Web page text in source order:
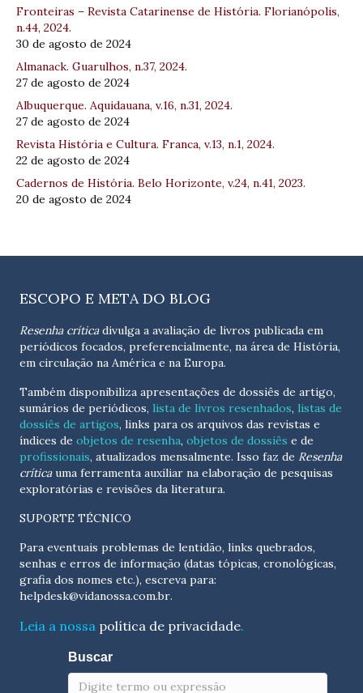
Fronteiras – Revista Catarinense de História. Florianópolis,
n.44, 2024.
30 de agosto de 2024
Almanack. Guarulhos, n.37, 2024.
27 de agosto de 2024
Albuquerque. Aquidauana, v.16, n.31, 2024.
27 de agosto de 2024
Revista História e Cultura. Franca, v.13, n.1, 2024.
22 de agosto de 2024
Cadernos de História. Belo Horizonte, v.24, n.41, 2023.
20 de agosto de 2024
ESCOPO E META DO BLOG
Resenha críticadivulga a avaliação de livros publicada em
periódicos focados, preferencialmente, na área de História,
em circulação na América e na Europa.
Também disponibiliza apresentações de dossiês de artigo,
sumários de periódicos, lista de livros resenhados, listas de
dossiês de artigos, links para os arquivos das revistas e
índices de objetos de resenha, objetos de dossiês e de
profissionais, atualizados mensalmente. Isso faz de Resenha
críticauma ferramenta auxiliar na elaboração de pesquisas
exploratórias e revisões da literatura.
SUPORTE TÉCNICO
Para eventuais problemas de lentidão, links quebrados,
senhas e erros de informação (datas tópicas, cronológicas,
helpdesk@vidanossa.com.br.
Leia a nossa política de privacidade.
Buscar